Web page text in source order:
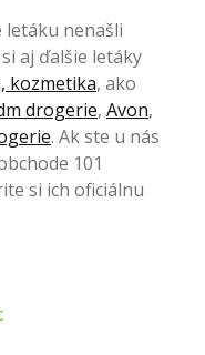
letáku nenašli
aj ďalšie letáky
kozmetika, ako
drogerie, Avon,
. Ak ste u nás
101
si ich oficiálnu